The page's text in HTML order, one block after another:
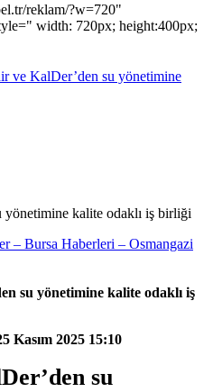
reklam/?w=720"
ve KalDer’den su yönetimine
– Bursa Haberleri – Osmangazi
su yönetimine kalite odaklı iş
Kasım 2025 15:10
su